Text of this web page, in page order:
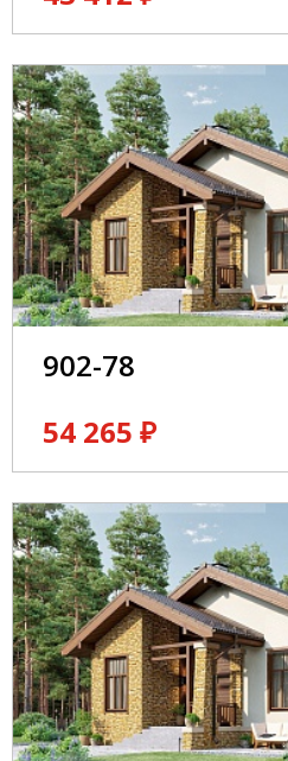
902-78
54 265 ₽